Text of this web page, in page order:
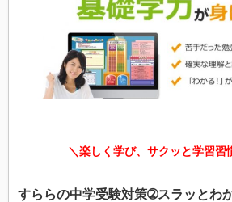
＼楽しく学び、サクッと学習習
すららの中学受験対策➁スラッとわ